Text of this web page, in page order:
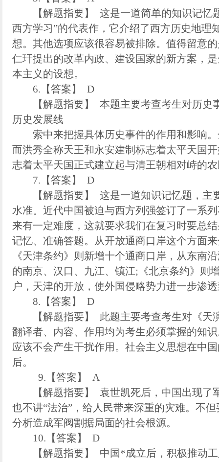
【解题指要】 这是一道简单的知识记忆
西方学习”的代表作，它介绍了西方历史地理
想。其他选项应该很容易被排除。值得留意
仁玕提出的改革内政、建设国家的新方案，
本主义的设想。
6.【答案】 D
【解题指要】 本题主要考查考生对历史
历史发展线
索中来把握具体历史事件的作用和影响。
而洪秀全称天王和永安建制标志着太平天国
志着太平天国正式建立起与清王朝相对峙的
7.【答案】 D
【解题指要】 这是一道知识记忆题，主
水准。近代中国被迫与西方列强签订了一系
来有一定难度，这就要求我们在复习时要总
记忆、准确答题。从开放通商口岸这个方面
《天津条约》则新增十个通商口岸，从东南
的南京、汉口、九江、镇江;《北京条约》则
户，天津的开放，使外国侵略势力进一步渗
8.【答案】 D
【解题指要】 此题主要考查考生对《天
翻译者、内容、作用均为考生必须掌握的知
应该不会产生干扰作用。社会主义思想在中
后。
9.【答案】 A
【解题指要】 袁世凯死后，中国出现了
也不讲“法治”，给人民带来深重的灾难。不
分析造成军阀割据局面的社会根源。
10.【答案】 D
【解题指要】 中国*成立后，积极推动工